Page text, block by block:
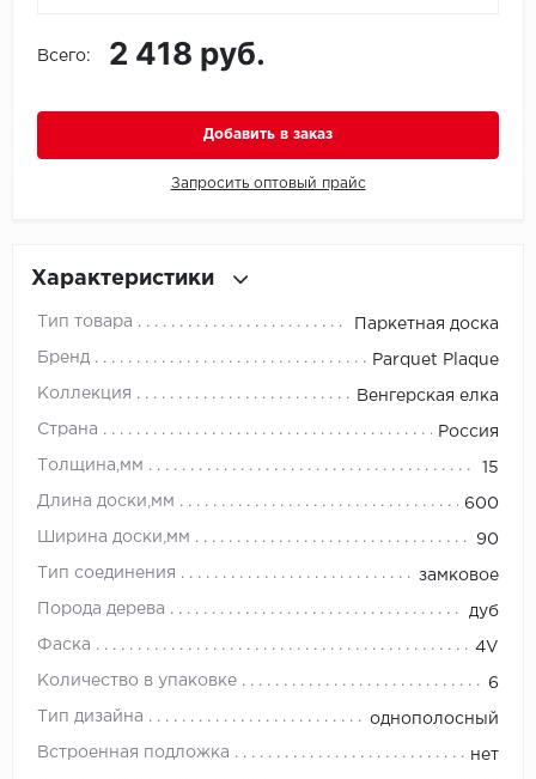
No brand
Quality Flooring
Всего: 2 418 руб.
Добавить в заказ
Запросить оптовый прайс
Характеристики
Тип товара Паркетная доска
Бренд Parquet Plaque
Коллекция Венгерская елка
Страна Россия
Толщина,мм 15
Длина доски,мм 600
Ширина доски,мм 90
Тип соединения замковое
Порода дерева дуб
Фаска 4V
Количество в упаковке 6
Тип дизайна однополосный
Встроенная подложка нет